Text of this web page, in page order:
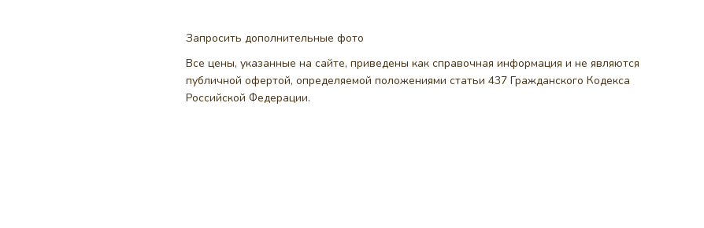
Запросить дополнительные фото
Все цены, указанные на сайте, приведены как справочная информация и не являются
публичной офертой, определяемой положениями статьи 437 Гражданского Кодекса
Российской Федерации.